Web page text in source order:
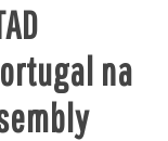
na